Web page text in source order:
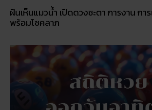
ฝันเห็นแมวน้ำ เปิดดวงชะตา การงาน กา
พร้อมโชคลาภ